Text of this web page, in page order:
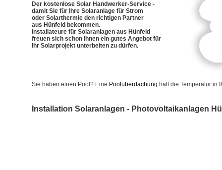
Der kostenlose Solar Handwerker-Service -
damit Sie für Ihre Solaranlage für Strom
oder Solarthermie den richtigen Partner
aus Hünfeld bekommen.
Installateure für Solaranlagen aus Hünfeld
freuen sich schon Ihnen ein gutes Angebot für
Ihr Solarprojekt unterbeiten zu dürfen.
Sie haben einen Pool? Eine Poolüberdachung hält die Temperatur in
Installation Solaranlagen - Photovoltaikanlagen